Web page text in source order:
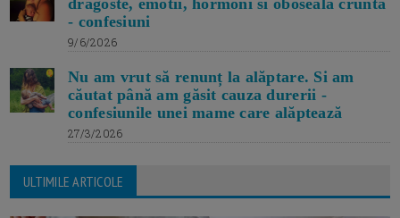
dragoste, emotii, hormoni si oboseala crunta
- confesiuni
9/6/2026
Nu am vrut să renunț la alăptare. Si am
căutat până am găsit cauza durerii -
confesiunile unei mame care alăptează
27/3/2026
ULTIMILE ARTICOLE